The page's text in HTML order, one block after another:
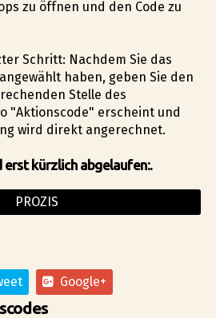
zu öffnen und den Code zu
Schritt: Nachdem Sie das
haben, geben Sie den
Stelle des
"Aktionscode" erscheint und
wird direkt angerechnet.
erst kürzlich abgelaufen:.
PROZIS
Google+